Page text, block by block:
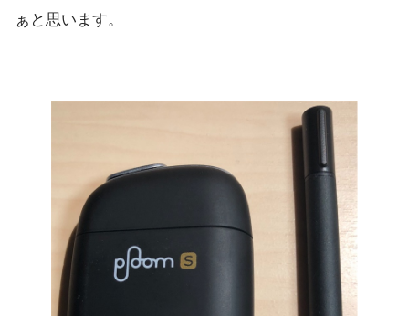
ぁと思います。